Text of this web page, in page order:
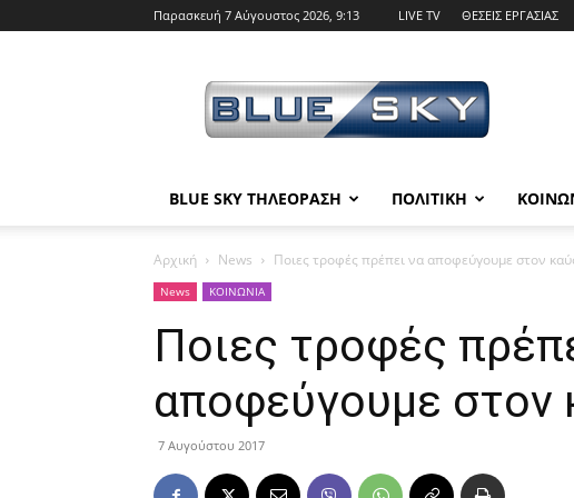
Παρασκευή 7 Αύγουστος 2026, 9:13 LIVE TV ΘΕΣΕΙΣ ΕΡΓΑΣΙΑΣ
SKY
BLUE SKY ΤΗΛΕΟΡΑΣΗ ΠΟΛΙΤΙΚΗ
Αρχική News Ποιες τροφές πρέπει να αποφεύγουμε στον
News ΚΟΙΝΩΝΙΑ
Ποιες τροφές
αποφεύγουμε στον
7 Αυγούστου 2017